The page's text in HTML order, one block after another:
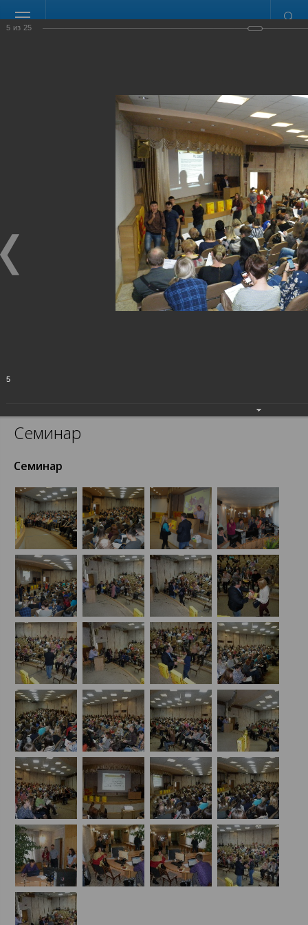
Размер шрифта Обычная версия
Группа
предприятий
"Процессор"
Тел./факс: (3812) 21-01-31 -
многоканальный
Моб. тел.: 8-913-649-04-15
Линия консультаций: (3812) 69-
19-79
Семинар
Семинар
5 из 25
5